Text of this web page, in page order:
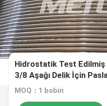
Hidrostatik Test Edilmiş
3/8 Aşağı Delik İçin
MOQ：1 bobin